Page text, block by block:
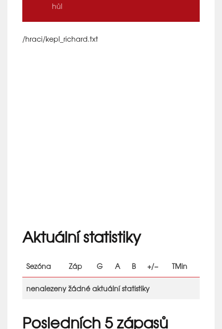
hůl
/hraci/kepl_richard.txt
Aktuální statistiky
Sezóna Záp G A B +/− TMin
nenalezeny žádné aktuální statistiky
Posledních 5 zápasů